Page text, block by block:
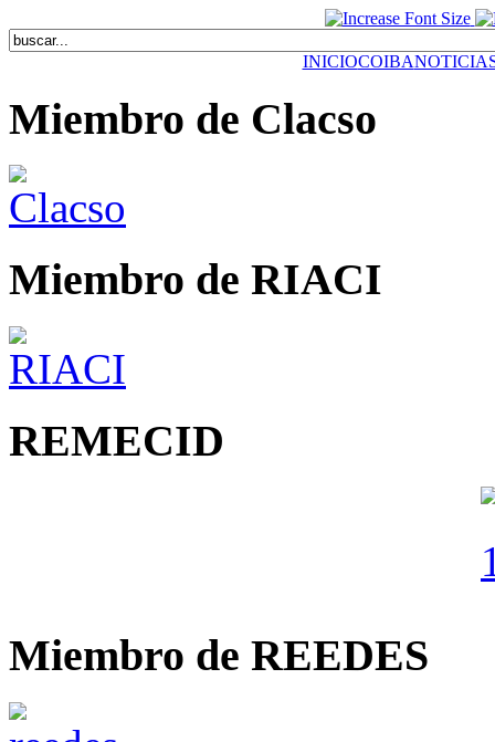
INICIOCOIBA
Miembro de Clacso
Miembro de RIACI
REMECID
Miembro de REEDES